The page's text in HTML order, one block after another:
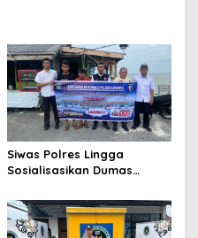
Siwas Polres Lingga
Sosialisasikan Dumas
110, Permudah Akses
Pengaduan Masyarakat